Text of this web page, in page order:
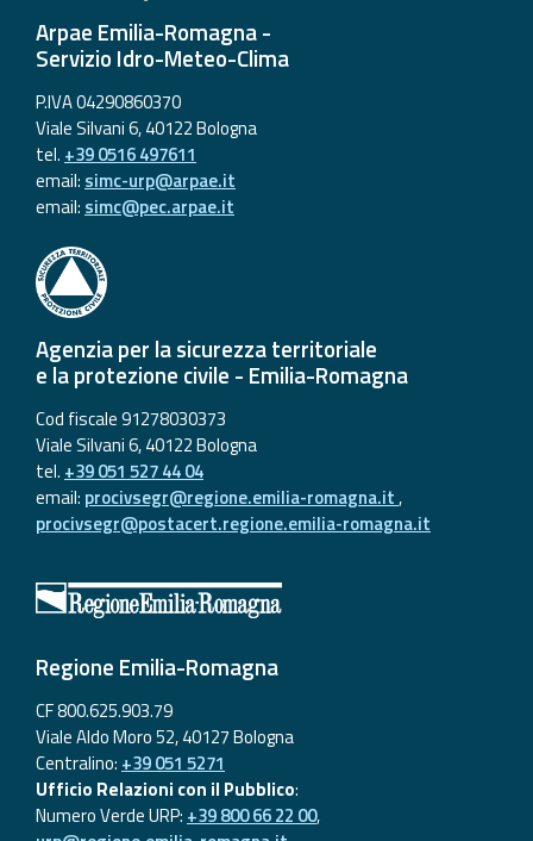
Arpae Emilia-Romagna -
Servizio Idro-Meteo-Clima
P.IVA 04290860370
Viale Silvani 6, 40122 Bologna
tel. +39 0516 497611
email: simc-urp@arpae.it
email: simc@pec.arpae.it
Agenzia per la sicurezza territoriale
e la protezione civile - Emilia-Romagna
Cod fiscale 91278030373
Viale Silvani 6, 40122 Bologna
tel. +39 051 527 44 04
email: procivsegr@regione.emilia-romagna.it,
procivsegr@postacert.regione.emilia-romagna.it
Regione Emilia-Romagna
CF 800.625.903.79
Viale Aldo Moro 52, 40127 Bologna
Centralino: +39 051 5271
Ufficio Relazioni con il Pubblico:
Numero Verde URP: +39 800 66 22 00,